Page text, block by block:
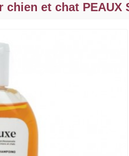
chien et chat PEAUX